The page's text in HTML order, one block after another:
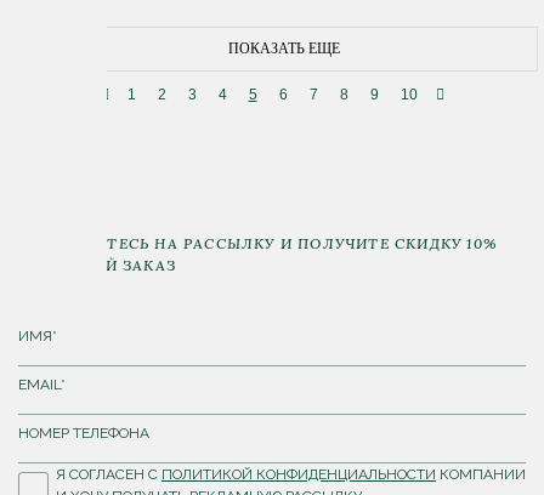
ПОКАЗАТЬ ЕЩЕ
1 2 3 4 5 6 7 8 9 10
ПОДПИШИТЕСЬ НА РАССЫЛКУ И ПОЛУЧИТЕ СКИДКУ 10%
НА ПЕРВЫЙ ЗАКАЗ
Я СОГЛАСЕН С ПОЛИТИКОЙ КОНФИДЕНЦИАЛЬНОСТИ КОМПАНИИ